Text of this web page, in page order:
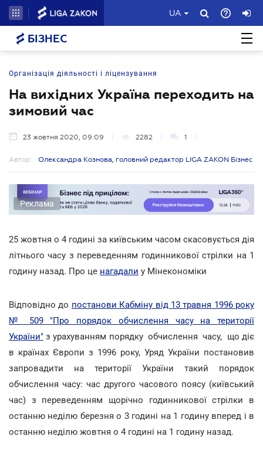
UA
БІЗНЕС
Організація діяльності і ліцензування
На вихідних Україна переходить на
зимовий час
23 жовтня 2020, 09:09 2282 1
Автор: Олександра Кознова, головний редактор LIGA ZAKON Бізнес
Реклама
25 жовтня о 4 годині за київським часом скасовується дія
літнього часу з переведенням годинникової стрілки на 1
годину назад. Про це нагадали у Мінекономіки
Відповідно до постанови Кабміну від 13 травня 1996 року
№ 509 "Про порядок обчислення часу на території
України" з урахуванням порядку обчислення часу, що діє
в країнах Європи з 1996 року, Уряд України постановив
запровадити на території України такий порядок
обчислення часу: час другого часового поясу (київський
час) з переведенням щорічно годинникової стрілки в
останню неділю березня о 3 годині на 1 годину вперед і в
останню неділю жовтня о 4 годині на 1 годину назад.